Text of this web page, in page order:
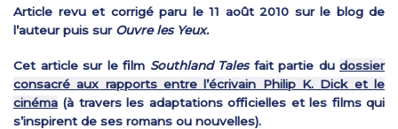
Article revu et corrigé paru le 11 août 2010 sur le blog de
l’auteur puis sur Ouvre les Yeux.
Cet article sur le film Southland Talesfait partie du dossier
consacré aux rapports entre l’écrivain Philip K. Dick et le
cinéma (à travers les adaptations officielles et les films qui
s’inspirent de ses romans ou nouvelles).